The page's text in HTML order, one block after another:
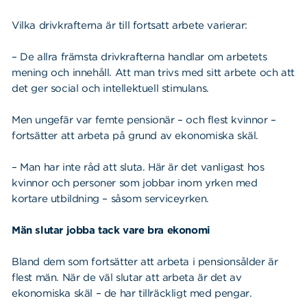
Vilka drivkrafterna är till fortsatt arbete varierar:
– De allra främsta drivkrafterna handlar om arbetets
mening och innehåll. Att man trivs med sitt arbete och att
det ger social och intellektuell stimulans.
Men ungefär var femte pensionär – och flest kvinnor –
fortsätter att arbeta på grund av ekonomiska skäl.
– Man har inte råd att sluta. Här är det vanligast hos
kvinnor och personer som jobbar inom yrken med
kortare utbildning – såsom serviceyrken.
Män slutar jobba tack vare bra ekonomi
Bland dem som fortsätter att arbeta i pensionsålder är
flest män. När de väl slutar att arbeta är det av
ekonomiska skäl – de har tillräckligt med pengar.